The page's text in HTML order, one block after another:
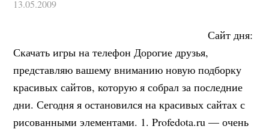
13.05.2009
Сайт дня:
Скачать игры на телефон Дорогие друзья,
представляю вашему вниманию новую подборку
красивых сайтов, которую я собрал за последние
дни. Сегодня я остановился на красивых сайтах с
рисованными элементами. 1. Profedota.ru — очень